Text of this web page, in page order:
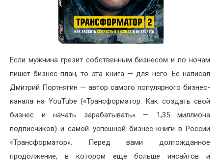
Если мужчина грезит собственным бизнесом и по ночам
пишет бизнес-план, то эта книга — для него. Ее написал
Дмитрий Портнягин — автор самого популярного бизнес-
канала на YouTube («Трансформатор. Как создать свой
бизнес и начать зарабатывать» — 1,35 миллиона
подписчиков) и самой успешной бизнес-книги в России
«Трансформатор». Перед вами долгожданное
продолжение, в котором еще больше инсайтов и